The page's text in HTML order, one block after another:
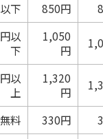
下
850円
以
下
1,050
円
以
上
1,320
円
無料 330円